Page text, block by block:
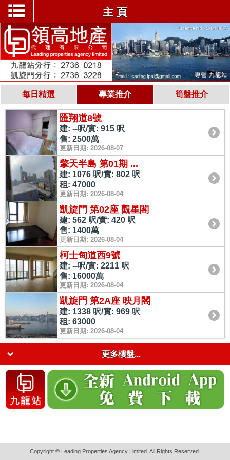
主 頁
每日精選 專業推介 筍盤推介
匯翔道8號
建: --呎/實: 915 呎
售: 2500萬
更新日期: 2026-08-07
擎天半島 第01期 ...
建: 1076 呎/實: 802 呎
租: 47000
更新日期: 2026-08-04
凱旋門 第02座 觀星閣
建: 562 呎/實: 420 呎
售: 1400萬
更新日期: 2026-08-04
柯士甸道西9號
建: --呎/實: 2211 呎
售: 16000萬
更新日期: 2026-08-04
凱旋門 第2A座 映月閣
建: 1338 呎/實: 969 呎
租: 63000
更新日期: 2026-08-04
更多樓盤...
Copyright © Leading Properties Agency Limited. All Rights Reserved.